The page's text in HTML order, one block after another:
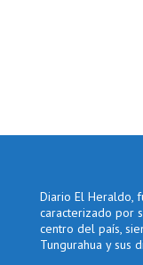
Diario El Heraldo,
caracterizado por
centro del país,
Tungurahua y sus